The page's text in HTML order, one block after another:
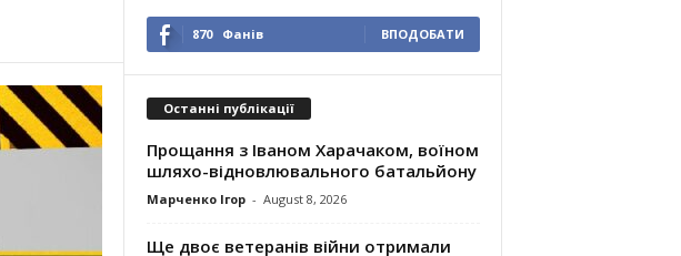
870 Фанів ВПОДОБАТИ
Останні публікації
Прощання з Іваном Харачаком, воїном
шляхо-відновлювального батальйону
Марченко Ігор - August 8, 2026
Ще двоє ветеранів війни отримали